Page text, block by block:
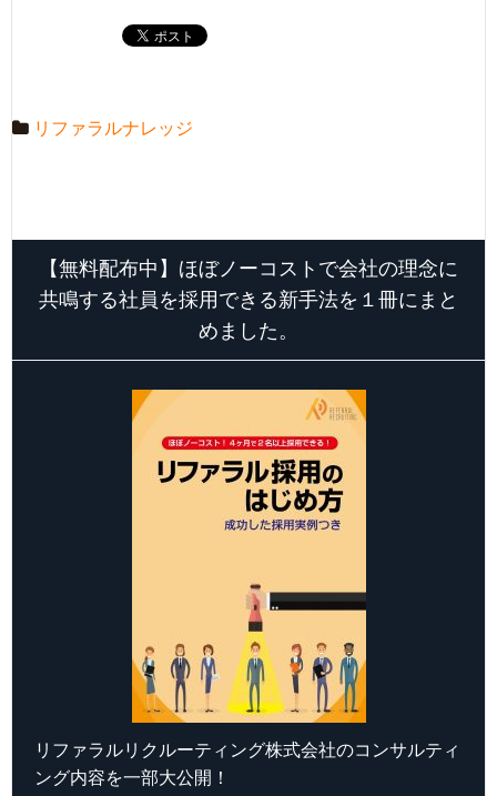
リファラルナレッジ
【無料配布中】ほぼノーコストで会社の理念に
共鳴する社員を採用できる新手法を１冊にまと
めました。
リファラルリクルーティング株式会社のコンサルティ
ング内容を一部大公開！